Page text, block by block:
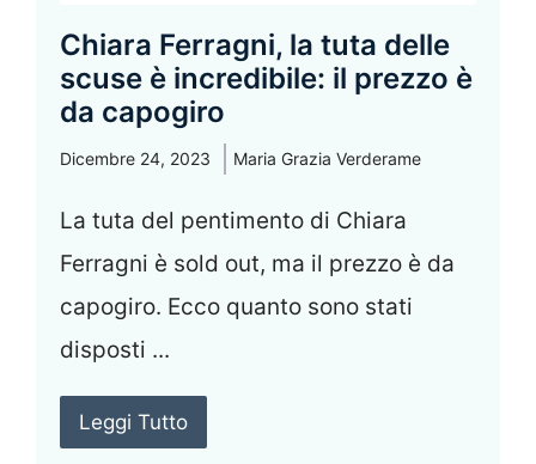
Chiara Ferragni, la tuta delle
scuse è incredibile: il prezzo è
da capogiro
Dicembre 24, 2023 Maria Grazia Verderame
La tuta del pentimento di Chiara
Ferragni è sold out, ma il prezzo è da
capogiro. Ecco quanto sono stati
disposti ...
Leggi Tutto